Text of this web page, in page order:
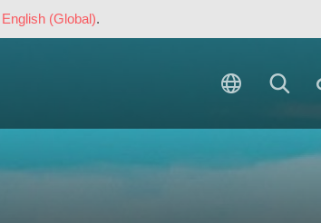
English (Global).